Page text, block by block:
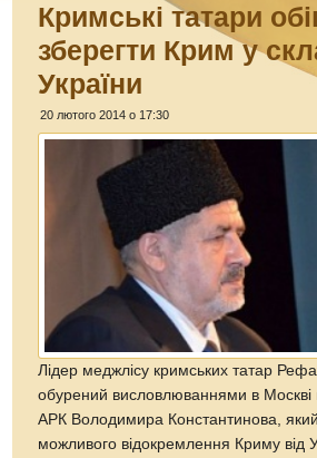
Кримські татари
зберегти Крим у
України
20 лютого 2014 о 17:30
Лідер меджлісу кримських татар
обурений висловлюваннями в Москві
АРК Володимира Константинова,
можливого відокремлення Криму від